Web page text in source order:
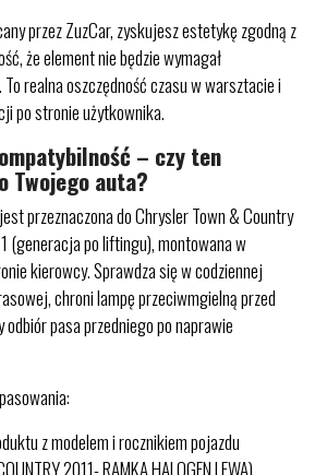
przez ZuzCar, zyskujesz estetykę zgodną z
że element nie będzie wymagał
To realna oszczędność czasu w warsztacie i
po stronie użytkownika.
– czy ten
Twojego auta?
przeznaczona do Chrysler Town & Country
(generacja po liftingu), montowana w
kierowcy. Sprawdza się w codziennej
chroni lampę przeciwmgielną przed
pasa przedniego po naprawie
z modelem i rocznikiem pojazdu
2011- RAMKA HALOGEN LEWA),